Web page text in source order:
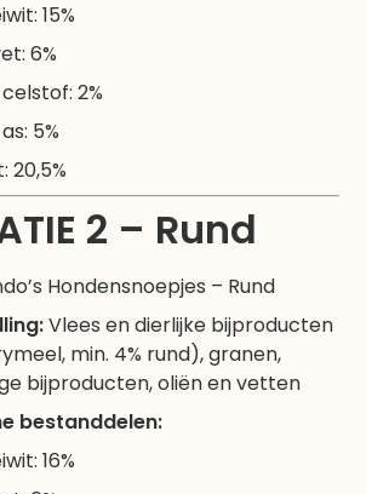
15%
6%
2%
5%
20,5%
2 – Rund
Hondensnoepjes – Rund
Vlees en dierlijke bijproducten
min. 4% rund), granen,
bijproducten, oliën en vetten
bestanddelen:
16%